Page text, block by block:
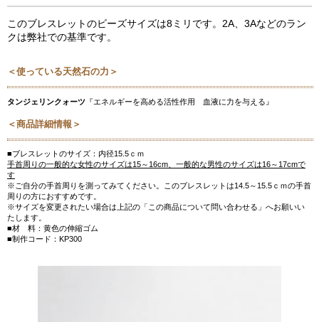
このブレスレットのビーズサイズは8ミリです。2A、3Aなどのラン
クは弊社での基準です。
＜使っている天然石の力＞
タンジェリンクォーツ 『エネルギーを高める活性作用 血液に力を与える』
＜商品詳細情報＞
■ブレスレットのサイズ：内径15.5ｃｍ
手首周りの一般的な女性のサイズは15～16cm、一般的な男性のサイズは16～17cmで
す
※ご自分の手首周りを測ってみてください。このブレスレットは14.5～15.5ｃｍの手首
周りの方におすすめです。
※サイズを変更されたい場合は上記の「この商品について問い合わせる」へお願いい
たします。
■材 料：黄色の伸縮ゴム
■制作コード：KP300